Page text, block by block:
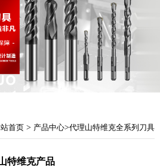
首页 > 产品中心>代理山特维克全系列刀具
特维克产品